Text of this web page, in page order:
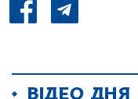
ВІДЕО ДНЯ